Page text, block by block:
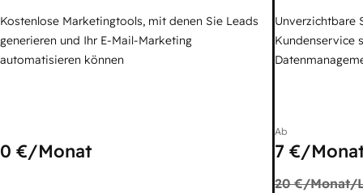
Kostenlose Marketingtools, mit denen Sie Leads
generieren und Ihr E-Mail-Marketing
automatisieren können
0 €/Monat
Unverzichtbare
Kundenservice
Ab
7 €/
20 €/Monat/